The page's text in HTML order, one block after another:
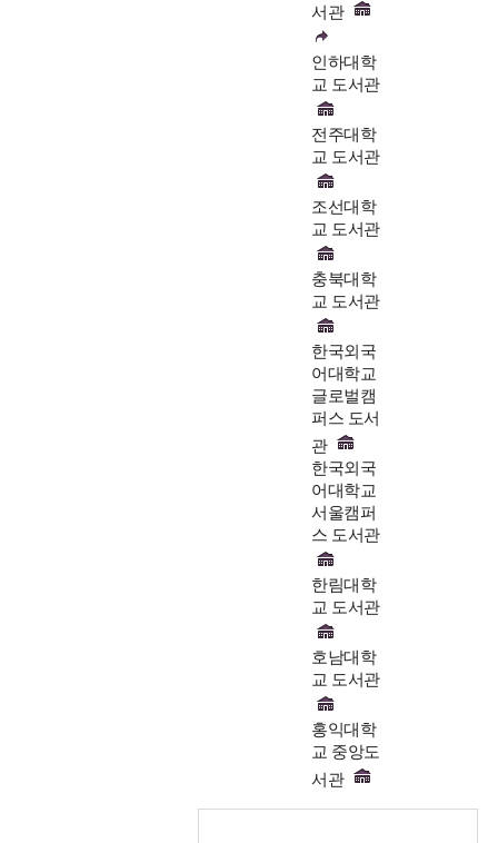
서관
인하대학
교 도서관
전주대학
교 도서관
조선대학
교 도서관
충북대학
교 도서관
한국외국
어대학교
글로벌캠
퍼스 도서
관
한국외국
어대학교
서울캠퍼
스 도서관
한림대학
교 도서관
호남대학
교 도서관
홍익대학
교 중앙도
서관